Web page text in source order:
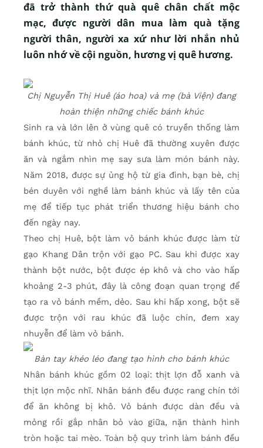
đã trở thành thứ quà quê chân chất mộc
mạc, được người dân mua làm quà tặng
người thân, người xa xứ như lời nhắn nhủ
luôn nhớ về cội nguồn, hương vị quê hương.
Chị Nguyễn Thị Huê (áo hoa) và mẹ (bà Viện) đang
hoàn thiện những chiếc bánh khúc
Sinh ra và lớn lên ở vùng quê có truyền thống làm
bánh khúc, từ nhỏ chị Huê đã thường xuyên được
ăn và ngắm nhìn mẹ say sưa làm món bánh này.
Năm 2018, được sự ủng hộ từ gia đình, bạn bè, chị
bén duyên với nghề làm bánh khúc và lấy tên của
mẹ để tiếp tục phát triển thương hiệu bánh cho
đến ngày nay.
Theo chị Huê, bột làm vỏ bánh khúc được làm từ
gạo Khang Dân trộn với gạo PC. Sau khi được xay
thành bột nước, bột được ép khô và cho vào hấp
khoảng 2-3 phút, đây là công đoạn quan trọng để
tạo ra vỏ bánh mềm, dẻo. Sau khi hấp xong, bột sẽ
được trộn với rau khúc đã luộc chín, đem xay
nhuyễn để làm vỏ bánh.
Bàn tay khéo léo đang tạo hình cho bánh khúc
Nhân bánh khúc gồm 02 loại: thịt lợn đỗ xanh và
thịt lợn mộc nhĩ. Nhân bánh đều được rang chín tới
để ăn không bị khô. Vỏ bánh được dàn đều và
mỏng rồi gắp nhân bỏ vào giữa, nặn thành hình
tròn hoặc tai mèo. Toàn bộ quy trình làm bánh đều